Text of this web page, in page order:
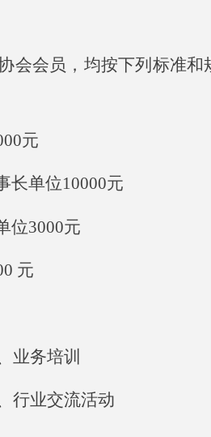
会会员，均按下列标准
元
长单位10000元
位3000元
元
业务培训
行业交流活动